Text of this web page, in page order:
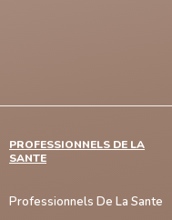
PROFESSIONNELS DE LA
SANTE
Professionnels De La Sante